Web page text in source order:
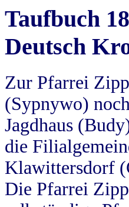
Taufbuch
Deutsch
Zur Pfarrei
(Sypnywo)
Jagdhaus
die
Klawittersdorf
Die Pfarrei